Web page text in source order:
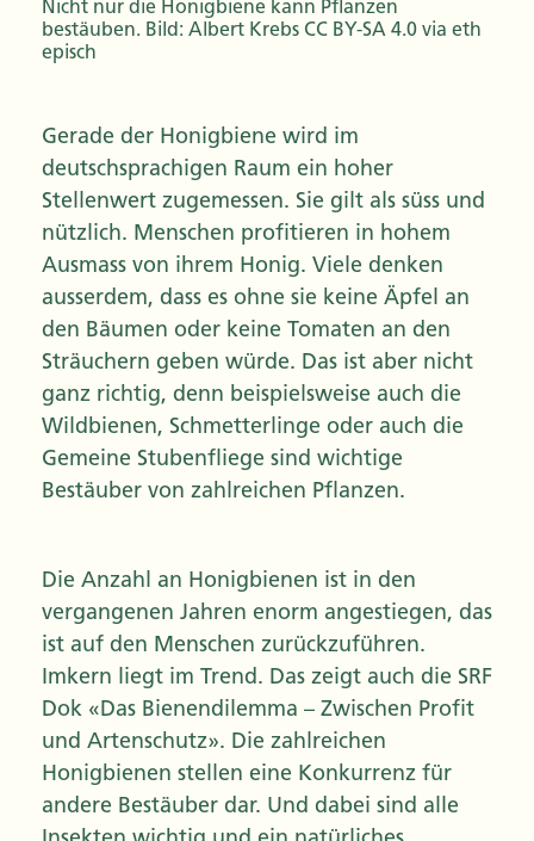
Nicht nur die Honigbiene kann Pflanzen
bestäuben. Bild: Albert Krebs CC BY-SA 4.0 via eth
episch
Gerade der Honigbiene wird im
deutschsprachigen Raum ein hoher
Stellenwert zugemessen. Sie gilt als süss und
nützlich. Menschen profitieren in hohem
Ausmass von ihrem Honig. Viele denken
ausserdem, dass es ohne sie keine Äpfel an
den Bäumen oder keine Tomaten an den
Sträuchern geben würde. Das ist aber nicht
ganz richtig, denn beispielsweise auch die
Wildbienen, Schmetterlinge oder auch die
Gemeine Stubenfliege sind wichtige
Bestäuber von zahlreichen Pflanzen.
Die Anzahl an Honigbienen ist in den
vergangenen Jahren enorm angestiegen, das
ist auf den Menschen zurückzuführen.
Imkern liegt im Trend. Das zeigt auch die SRF
Dok «Das Bienendilemma – Zwischen Profit
und Artenschutz». Die zahlreichen
Honigbienen stellen eine Konkurrenz für
andere Bestäuber dar. Und dabei sind alle